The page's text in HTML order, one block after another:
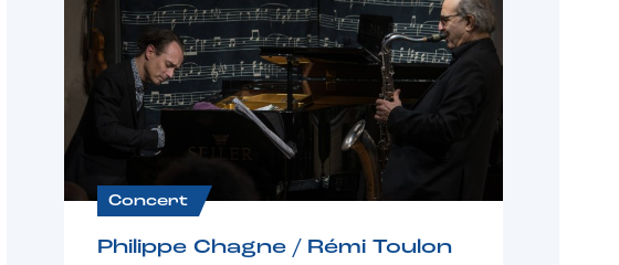
Concert
Philippe Chagne / Rémi Toulon